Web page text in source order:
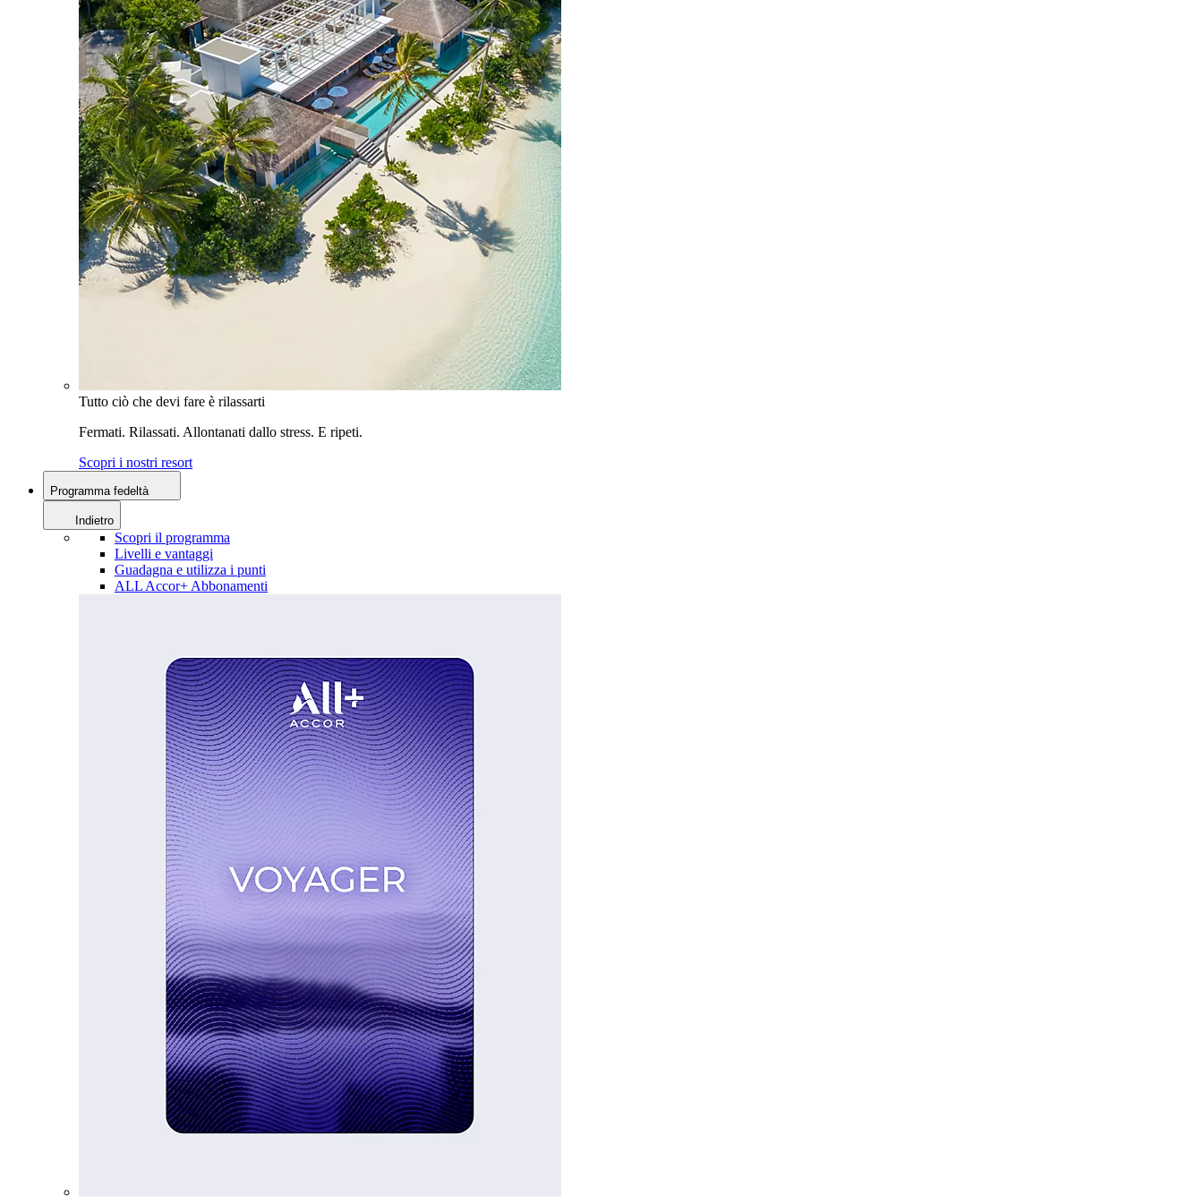
Tutto ciò che devi fare è rilassarti
Fermati. Rilassati. Allontanati dallo stress. E ripeti.
Scopri i nostri resort
Programma fedeltà
Indietro
Scopri il programma
Livelli e vantaggi
Guadagna e utilizza i punti
ALL Accor+ Abbonamenti